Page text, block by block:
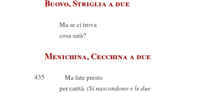
Buovo, Striglia a due
Ma se ci trova
cosa sarà?
Menichina, Cecchina a due
435
Ma fate presto
per carità.(Si nascondono e le due